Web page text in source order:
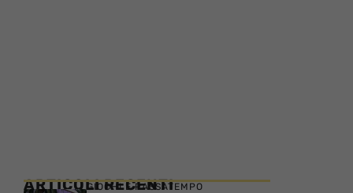
ARTICOLI RECENTI
GIOCHI E PASSATEMPO